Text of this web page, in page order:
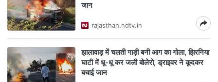
जान
rajasthan.ndtv.in
झालावाड़ में चलती गाड़ी बनी आग का गोला, झिरनिया
घाटी में धू-धू कर जली बोलेरो, ड्राइवर ने कूदकर
बचाई जान